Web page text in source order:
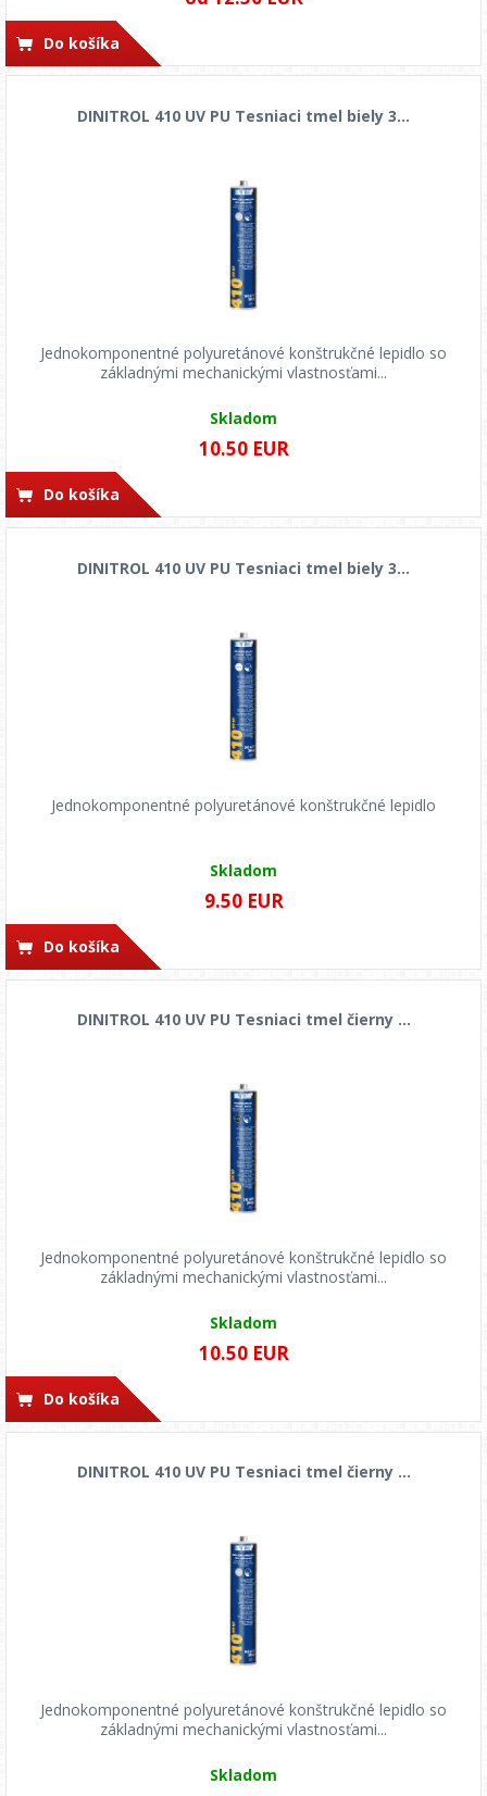
Do košíka
DINITROL 410 UV PU Tesniaci tmel biely 3...
Jednokomponentné polyuretánové konštrukčné lepidlo so
základnými mechanickými vlastnosťami...
Skladom
10.50 EUR
Do košíka
DINITROL 410 UV PU Tesniaci tmel biely 3...
Jednokomponentné polyuretánové konštrukčné lepidlo
Skladom
9.50 EUR
Do košíka
DINITROL 410 UV PU Tesniaci tmel čierny ...
Jednokomponentné polyuretánové konštrukčné lepidlo so
základnými mechanickými vlastnosťami...
Skladom
10.50 EUR
Do košíka
DINITROL 410 UV PU Tesniaci tmel čierny ...
Jednokomponentné polyuretánové konštrukčné lepidlo so
základnými mechanickými vlastnosťami...
Skladom